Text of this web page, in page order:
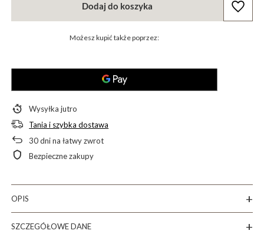
Dodaj do koszyka
Możesz kupić także poprzez:
Wysyłkajutro
Tania i szybka dostawa
30dni na łatwy zwrot
Bezpieczne zakupy
OPIS
SZCZEGÓŁOWE DANE